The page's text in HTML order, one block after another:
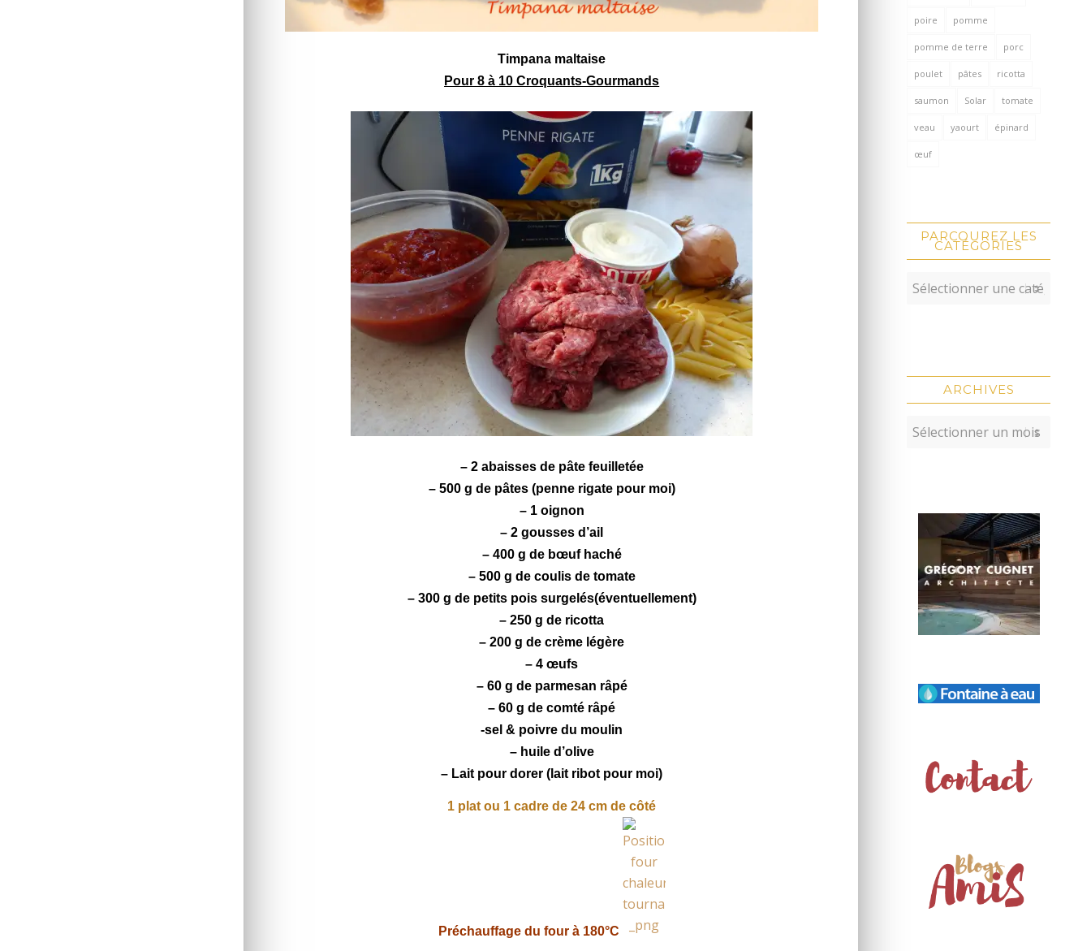
Timpana maltaise
Pour 8 à 10 Croquants-Gourmands
– 2 abaisses de pâte feuilletée
– 500 g de pâtes(penne rigatepour moi)
– 1 oignon
– 2 gousses d’ail
– 400 g de bœuf haché
– 500 g de coulis de tomate
– 300 g de petits poissurgelés(éventuellement)
– 250 g de ricotta
– 200 g de crème légère
– 4 œufs
– 60 g de parmesan râpé
– 60 g decomté râpé
-sel & poivre du moulin
– huile d’olive
– Lait pour dorer (lait ribot pour moi)
1 plat ou 1 cadre de 24 cm de côté
Préchauffage du four à 180°C
poire pomme
pomme de terre porc
poulet pâtes ricotta
saumon Solar tomate
veau yaourt épinard
œuf
PARCOUREZ LES
CATÉGORIES
ARCHIVES